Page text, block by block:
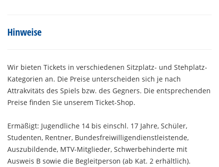
Hinweise
Wir bieten Tickets in verschiedenen Sitzplatz- und Stehplatz-
Kategorien an. Die Preise unterscheiden sich je nach
Attrakvitäts des Spiels bzw. des Gegners. Die entsprechenden
Preise finden Sie unserem Ticket-Shop.
Ermäßigt: Jugendliche 14 bis einschl. 17 Jahre, Schüler,
Studenten, Rentner, Bundesfreiwilligendienstleistende,
Auszubildende, MTV-Mitglieder, Schwerbehinderte mit
Ausweis B sowie die Begleitperson (ab Kat. 2 erhältlich).